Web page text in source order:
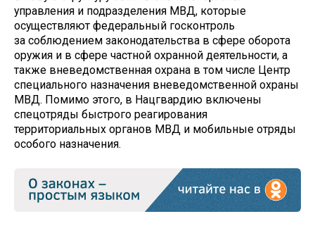
управления и подразделения МВД, которые
осуществляют федеральный госконтроль
за соблюдением законодательства в сфере оборота
оружия и в сфере частной охранной деятельности, а
также вневедомственная охрана в том числе Центр
специального назначения вневедомственной охраны
МВД. Помимо этого, в Нацгвардию включены
спецотряды быстрого реагирования
территориальных органов МВД и мобильные отряды
особого назначения.